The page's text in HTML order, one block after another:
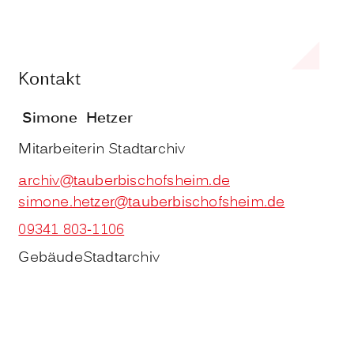
Kontakt
Simone Hetzer
Mitarbeiterin Stadtarchiv
archiv@tauberbischofsheim.de
simone.hetzer@tauberbischofsheim.de
09341 803-1106
GebäudeStadtarchiv